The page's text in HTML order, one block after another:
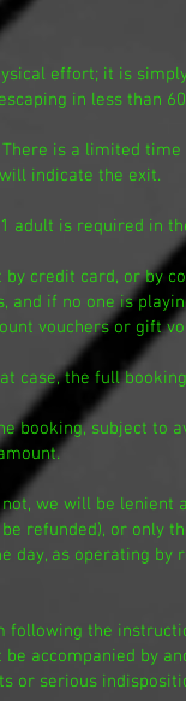
effort; it is
in less than
is a limited
indicate the exit.
adult is required in
credit card, or by
if no one is
vouchers or gift
case, the full
booking, subject to
we will be lenient
refunded), or only
as operating by
the
accompanied by
or serious